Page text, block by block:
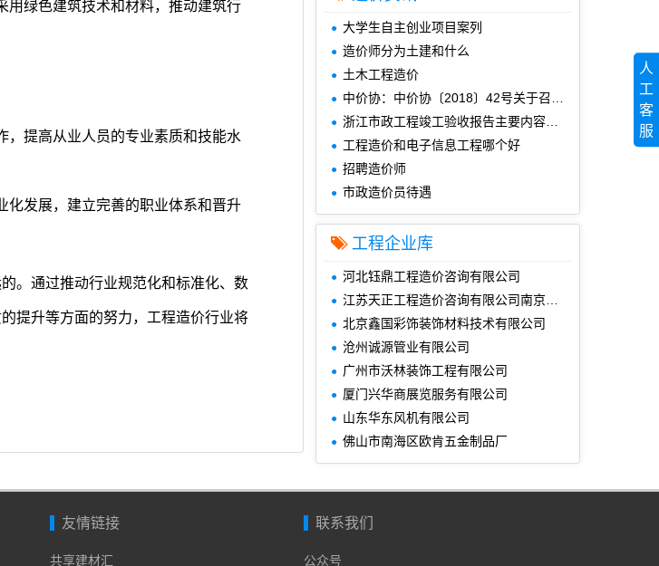
用绿色建筑技术和材料，推动建筑行
，提高从业人员的专业素质和技能水
化发展，建立完善的职业体系和晋升
。通过推动行业规范化和标准化、数
提升等方面的努力，工程造价行业将
大学生自主创业项目案列
造价师分为土建和什么
土木工程造价
中价协：中价协〔2018〕42号关于召开2018年工程造价咨询企业信用评价工作会议的通知
浙江市政工程竣工验收报告主要内容是什么
工程造价和电子信息工程哪个好
招聘造价师
市政造价员待遇
工程企业库
河北钰鼎工程造价咨询有限公司
江苏天正工程造价咨询有限公司南京分公司
北京鑫国彩饰装饰材料技术有限公司
沧州诚源管业有限公司
广州市沃林装饰工程有限公司
厦门兴华商展览服务有限公司
山东华东风机有限公司
佛山市南海区欧肯五金制品厂
友情链接
共享建材汇
联系我们
公众号
人
工
客
服